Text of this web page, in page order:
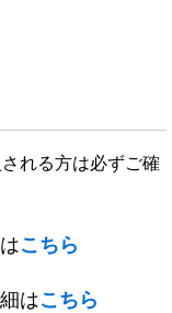
れる方は必ずご確
こちら
はこちら